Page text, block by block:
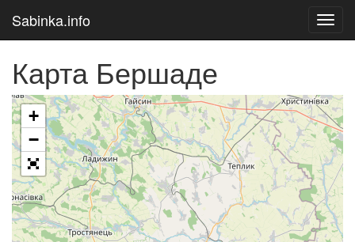
Sabinka.info
Карта Бершаде
Загрузка карты
+
−